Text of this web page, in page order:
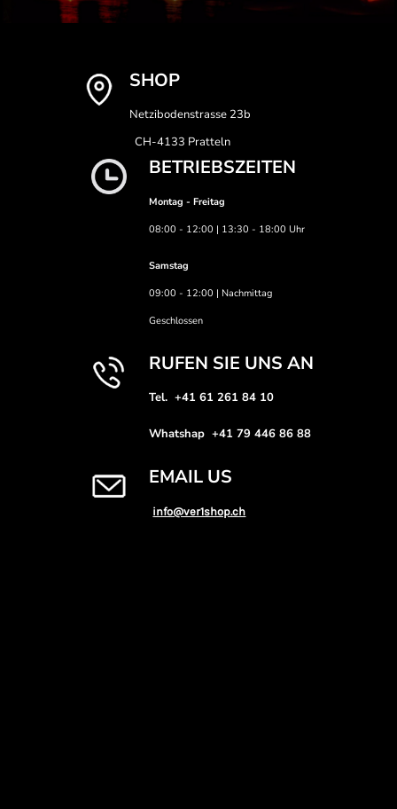
SHOP
Netzibodenstrasse 23b
CH-4133 Pratteln
BETRIEBSZEITEN
Montag - Freitag
08:00 - 12:00 | 13:30 - 18:00 Uhr
Samstag
09:00 - 12:00 | Nachmittag
Geschlossen
RUFEN SIE UNS AN
Tel. +41 61 261 84 10
Whatshap +41 79 446 86 88
EMAIL US
info@ver1shop.ch